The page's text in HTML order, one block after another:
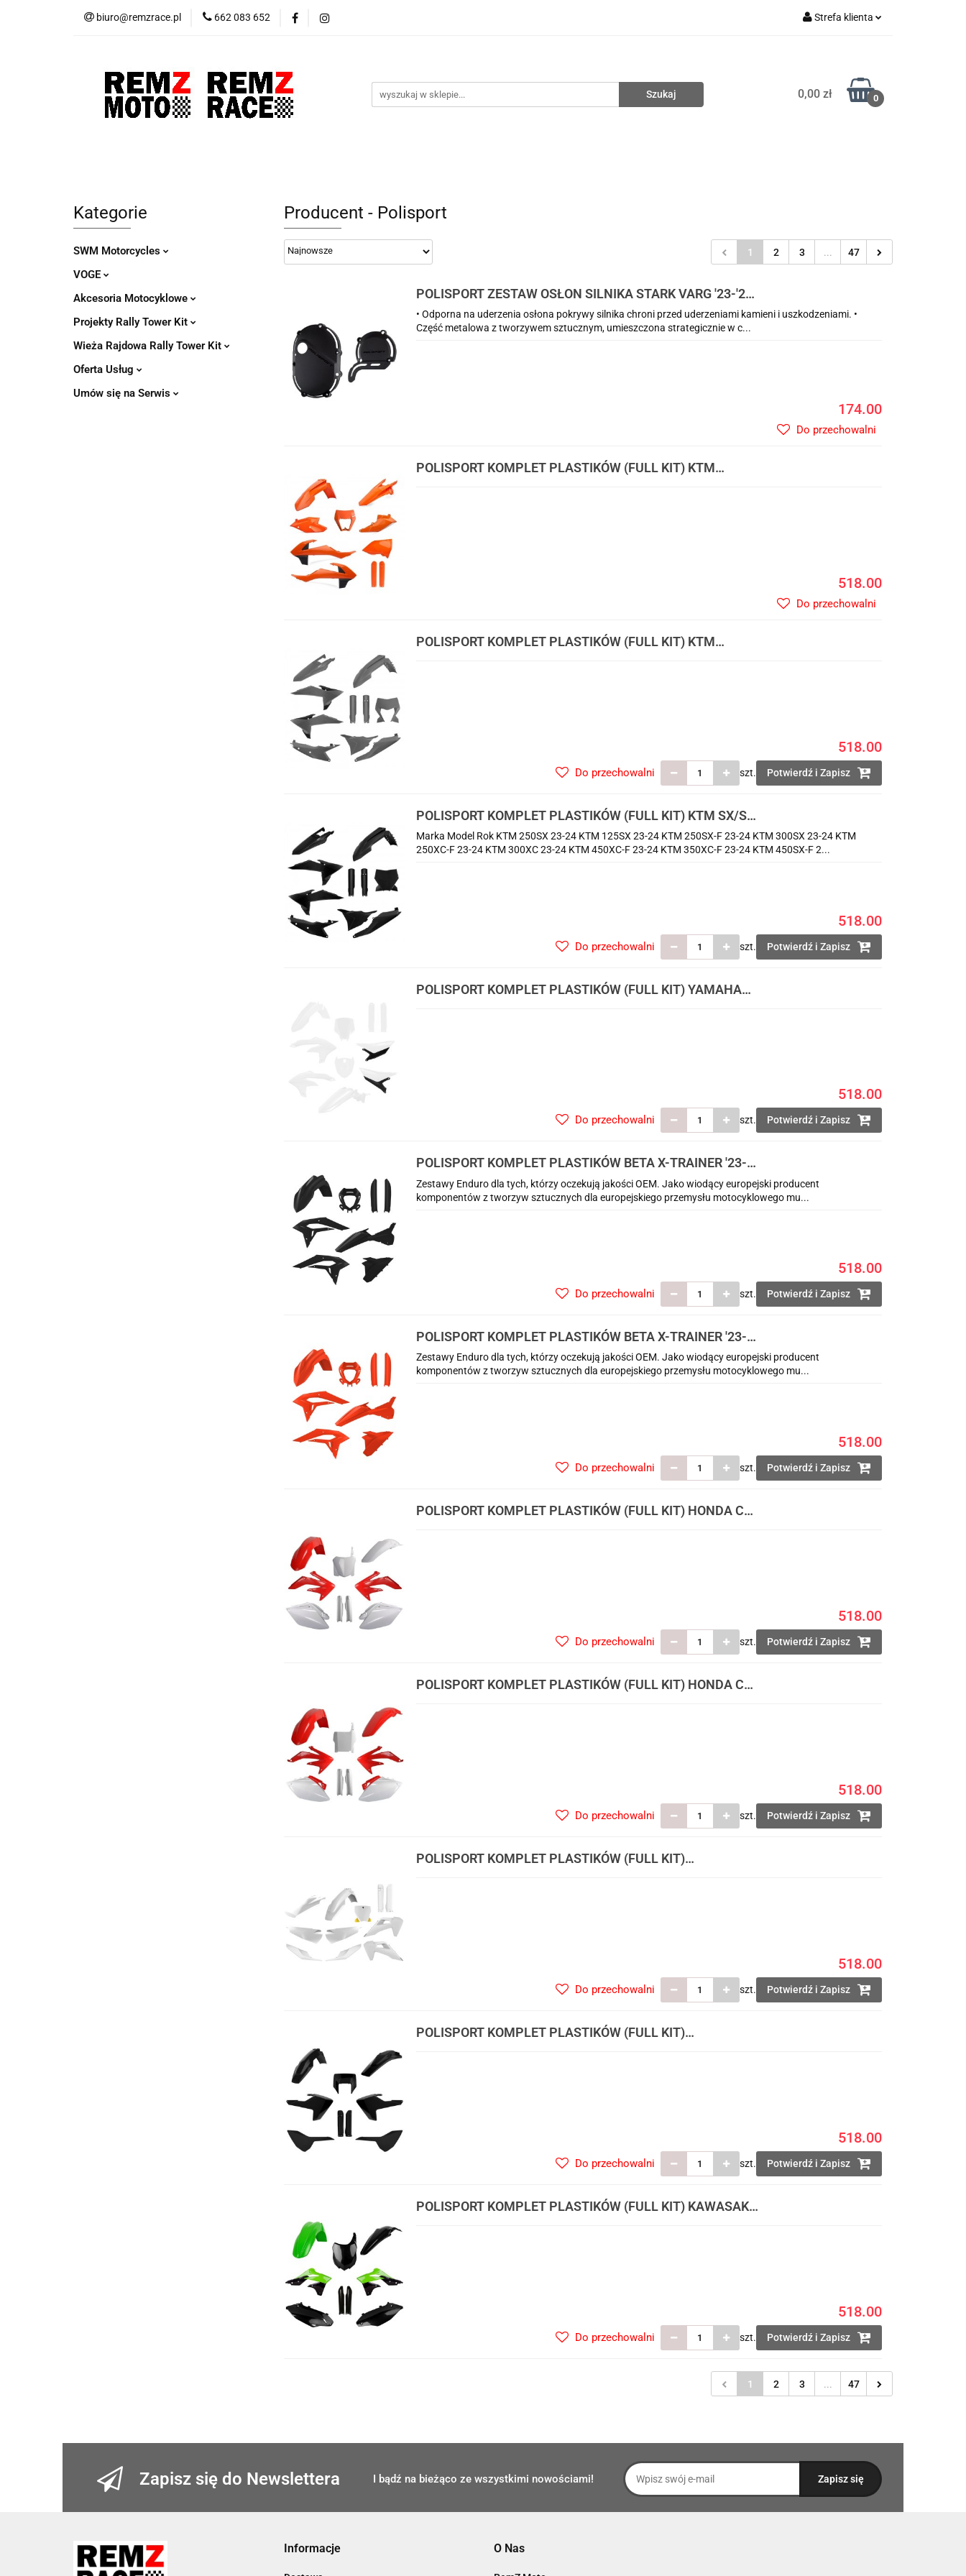
biuro@remzrace.pl 662 083 652 Strefa klienta
Zarejestruj się
Dodaj zgłoszenie
0,00 zł 0
Motocykle RemZ Moto
Promocje
Kategorie
SWM Motorcycles
VOGE
Akcesoria Motocyklowe
Projekty Rally Tower Kit
Wieża Rajdowa Rally Tower Kit
Oferta Usług
Umów się na Serwis
Producent - Polisport
1 2 3 ... 47
POLISPORT ZESTAW OSŁON SILNIKA STARK VARG '23-'26
KOLOR CZARNY
• Odporna na uderzenia osłona pokrywy silnika chroni przed uderzeniami kamieni i uszkodzeniami. •
Część metalowa z tworzywem sztucznym, umieszczona strategicznie w c...
174.00
Do przechowalni
POLISPORT KOMPLET PLASTIKÓW (FULL KIT) KTM
518.00
Do przechowalni
POLISPORT KOMPLET PLASTIKÓW (FULL KIT) KTM
518.00
szt. Potwierdź i Zapisz
Do przechowalni
POLISPORT KOMPLET PLASTIKÓW (FULL KIT) KTM SX/SX-
F/XC/XC-F '25-'26 W ZESTAWIE TABLICA PRZEDNIA I
OSŁONY AMORTYZATORÓW KOLOR CZAR
Marka Model Rok KTM 250SX 23-24 KTM 125SX 23-24 KTM 250SX-F 23-24 KTM 300SX 23-24 KTM
250XC-F 23-24 KTM 300XC 23-24 KTM 450XC-F 23-24 KTM 350XC-F 23-24 KTM 450SX-F 2...
518.00
szt. Potwierdź i Zapisz
Do przechowalni
POLISPORT KOMPLET PLASTIKÓW (FULL KIT) YAMAHA
518.00
szt. Potwierdź i Zapisz
Do przechowalni
POLISPORT KOMPLET PLASTIKÓW BETA X-TRAINER '23-
'26 W ZESTAWIE OSŁONA LAMPY (8667300002) I OSŁONY
AMORTYZATORÓW (8398700003) KOLO
Zestawy Enduro dla tych, którzy oczekują jakości OEM. Jako wiodący europejski producent
komponentów z tworzyw sztucznych dla europejskiego przemysłu motocyklowego mu...
518.00
szt. Potwierdź i Zapisz
Do przechowalni
POLISPORT KOMPLET PLASTIKÓW BETA X-TRAINER '23-
'26 W ZESTAWIE OSŁONA LAMPY (8667300002) I OSŁONY
AMORTYZATORÓW (8398700003) KOLO
Zestawy Enduro dla tych, którzy oczekują jakości OEM. Jako wiodący europejski producent
komponentów z tworzyw sztucznych dla europejskiego przemysłu motocyklowego mu...
518.00
szt. Potwierdź i Zapisz
Do przechowalni
POLISPORT KOMPLET PLASTIKÓW (FULL KIT) HONDA CRF
518.00
szt. Potwierdź i Zapisz
Do przechowalni
POLISPORT KOMPLET PLASTIKÓW (FULL KIT) HONDA CRF
518.00
szt. Potwierdź i Zapisz
Do przechowalni
POLISPORT KOMPLET PLASTIKÓW (FULL KIT)
518.00
szt. Potwierdź i Zapisz
Do przechowalni
POLISPORT KOMPLET PLASTIKÓW (FULL KIT)
518.00
szt. Potwierdź i Zapisz
Do przechowalni
POLISPORT KOMPLET PLASTIKÓW (FULL KIT) KAWASAKI
518.00
szt. Potwierdź i Zapisz
Do przechowalni
1 2 3 ... 47
Zapisz się do Newslettera I bądź na bieżąco ze wszystkimi nowościami!
Informacje O Nas